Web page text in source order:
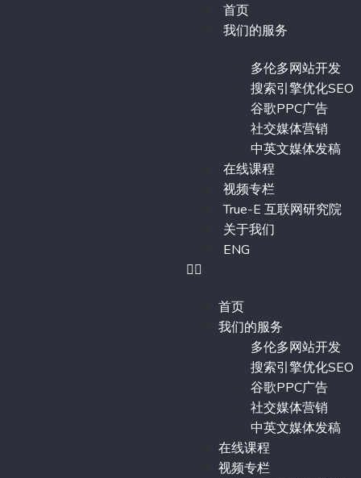
首页
我们的服务
多伦多网站开发
搜索引擎优化SEO
谷歌PPC广告
社交媒体营销
中英文媒体发稿
在线课程
视频专栏
True-E 互联网研究院
关于我们
ENG
首页
我们的服务
多伦多网站开发
搜索引擎优化SEO
谷歌PPC广告
社交媒体营销
中英文媒体发稿
在线课程
视频专栏